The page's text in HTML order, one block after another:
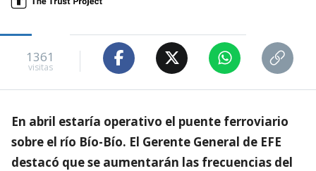
1361
visitas
En abril estaría operativo el puente ferroviario
sobre el río Bío-Bío. El Gerente General de EFE
destacó que se aumentarán las frecuencias del